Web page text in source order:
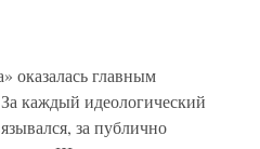
оказалась главным
каждый идеологический
за публично